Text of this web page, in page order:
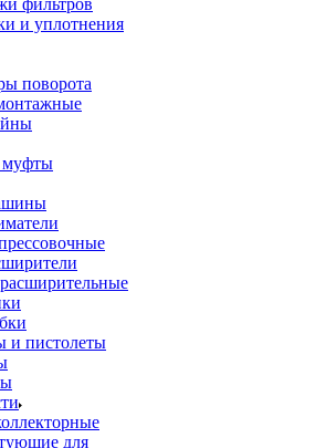
фильтров
и уплотнения
поворота
муфты
и пистолеты
для